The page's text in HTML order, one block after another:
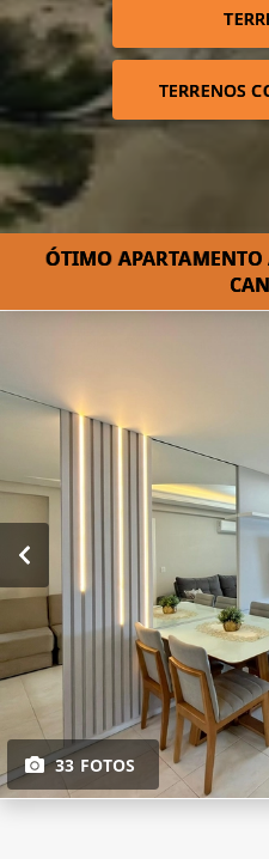
TERRENOS
ÓTIMO
33 FOTOS